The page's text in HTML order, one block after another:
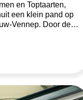
en Toptaarten,
een klein pand op
Vennep. Door de
plek leidde tot een